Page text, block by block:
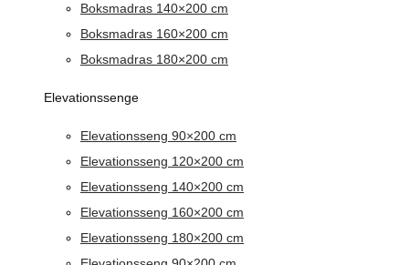
Boksmadras 140×200 cm
Boksmadras 160×200 cm
Boksmadras 180×200 cm
Elevationssenge
Elevationsseng 90×200 cm
Elevationsseng 120×200 cm
Elevationsseng 140×200 cm
Elevationsseng 160×200 cm
Elevationsseng 180×200 cm